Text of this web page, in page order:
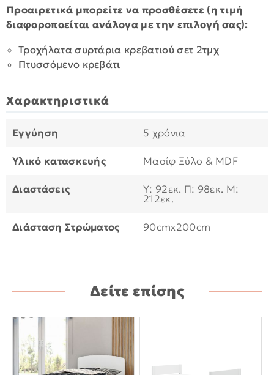
Προαιρετικά μπορείτε να προσθέσετε (η τιμή
διαφοροποείται ανάλογα με την επιλογή σας):
Τροχήλατα συρτάρια κρεβατιού σετ 2τμχ
Πτυσσόμενο κρεβάτι
Χαρακτηριστικά
Εγγύηση 5 χρόνια
Υλικό κατασκευής Μασίφ Ξύλο & MDF
Διαστάσεις Υ: 92εκ. Π: 98εκ. Μ:
212εκ.
Διάσταση Στρώματος 90cmx200cm
Δείτε επίσης